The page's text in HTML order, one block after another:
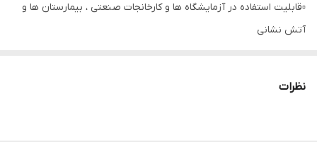
▫️قابلیت استفاده در آزمایشگاه ها و کارخانجات صنعتی ، بیمارستان ها و
آتش نشانی
استاندارد و مورد تائید
نظرات